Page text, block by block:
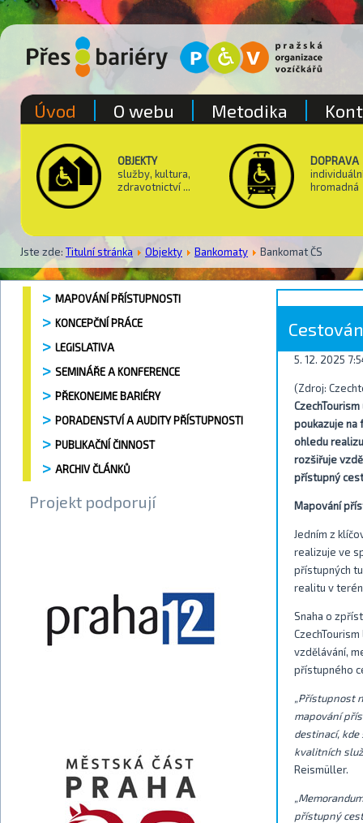
OBJEKTY
služby, kultura,
zdravotnictví ...
DOPRAVA
hromadná
Jste zde: Titulní stránka Objekty Bankomaty Bankomat ČS
Úvod O webu Metodika
MAPOVÁNÍ PŘÍSTUPNOSTI
KONCEPČNÍ PRÁCE
LEGISLATIVA
SEMINÁŘE A KONFERENCE
PŘEKONEJME BARIÉRY
PORADENSTVÍ A AUDITY PŘÍSTUPNOSTI
PUBLIKAČNÍ ČINNOST
ARCHIV ČLÁNKŮ
Projekt podporují
5. 12. 2025
(Zdroj:
poukazuje na
ohledu
rozšiřuje
přístupný
Mapování
Jedním z
realizuje ve
přístupných
realitu v
Snaha o
vzdělávání,
přístupného
„Přístupnost
mapování
destinací,
kvalitních
Reismüller.
přístupný